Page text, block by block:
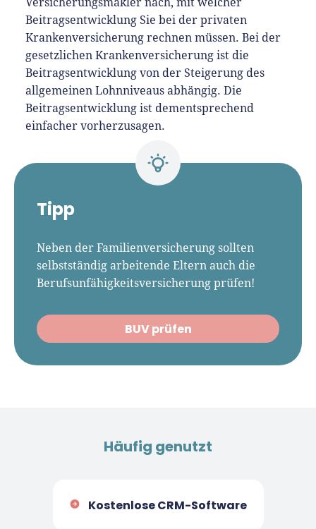
Beitragsentwicklung Sie bei der privaten
Krankenversicherung rechnen müssen. Bei der
gesetzlichen Krankenversicherung ist die
Beitragsentwicklung von der Steigerung des
allgemeinen Lohnniveaus abhängig. Die
Beitragsentwicklung ist dementsprechend
einfacher vorherzusagen.
Tipp
Neben der Familienversicherung sollten
selbstständig arbeitende Eltern auch die
Berufsunfähigkeitsversicherung prüfen!
BUV prüfen
Häufig genutzt
Kostenlose CRM-Software